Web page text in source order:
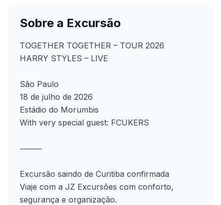
Sobre a Excursão
TOGETHER TOGETHER – TOUR 2026
HARRY STYLES – LIVE
São Paulo
18 de julho de 2026
Estádio do Morumbis
With very special guest: FCUKERS
⸻
Excursão saindo de Curitiba confirmada
Viaje com a JZ Excursões com conforto,
segurança e organização.